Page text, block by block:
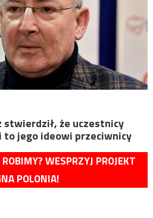
stwierdził, że uczestnicy
to jego ideowi przeciwnicy
WESPRZYJ PROJEKT
POLONIA!